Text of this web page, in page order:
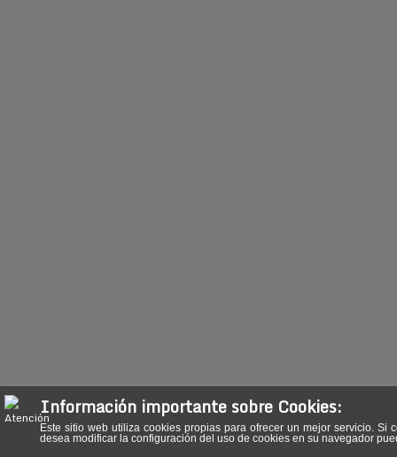
Información importante sobre Cookies:
Este sitio web utiliza cookies propias para ofrecer un mejor servicio.
desea modificar la configuración del uso de cookies en su navegador